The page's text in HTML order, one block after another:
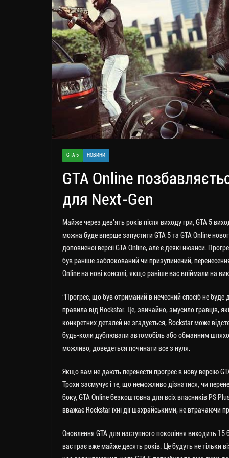
GTA 5 НОВИНИ
GTA Online
для Next-Gen
Майже через дев’ять років після виходу гри, GTA 5
можна буде вперше запустити GTA 5 та GTA Online
доповненої версії GTA Online, але є деякі нюанси.
був раніше заблокований чи призупинений,
Online на нові консолі, якщо раніше вас впіймали на
“Прогрес, що був отриманий в нечесний спосіб не
правила від Rockstar. Це, звичайно, змусило гравців,
конкретних деталей не згадується, Rockstar може
будь-коли дублювали автомобіль або обманним
можливо, доведеться починати все з нуля.
Якщо вам не дають перенести прогрес в нову версію
Трохи засмучує і те, що неможливо дізнатися, чи
боку, GTA Online безкоштовна для всіх власників PS
вважає Rockstar їхні дії шахрайськими, не втрачаючи
Оновлення GTA для наступного покоління виходить 15
вас грає вже майже десять років. Це будуть не тільки